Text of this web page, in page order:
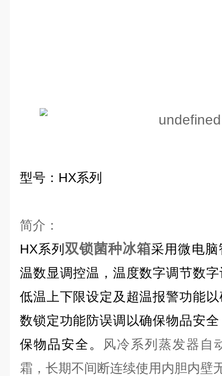
型号： HX系列
简介：
HX系列双锁菌种冰箱采用微电
温数显调控温，温度数字调节数
低温上下限设定及超温报警功能
数锁定功能防误调以确保物品安
保物品安全。 风冷系列蒸发器自
霜，长期不间断连续使用内胆内壁